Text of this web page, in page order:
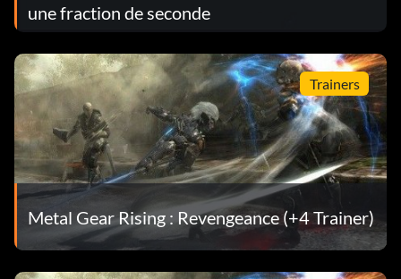
une fraction de seconde
Trainers
Metal Gear Rising : Revengeance (+4 Trainer)